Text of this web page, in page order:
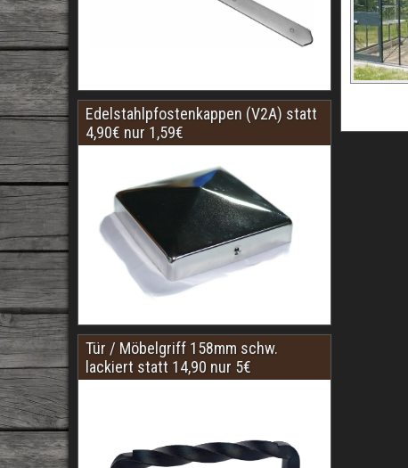
Edelstahlpfostenkappen (V2A) statt
4,90€ nur 1,59€
Tür / Möbelgriff 158mm schw.
lackiert statt 14,90 nur 5€